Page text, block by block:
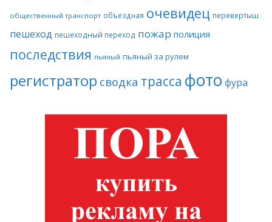
общественный транспорт объездная очевидец перевертыш
пешеход пешеходный переход пожар полиция
последствия пьяный пьяный за рулем
регистратор сводка трасса фото фура